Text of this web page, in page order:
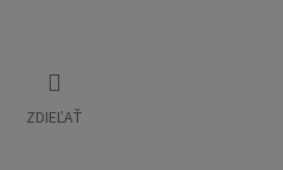
ZDIEĽAŤ